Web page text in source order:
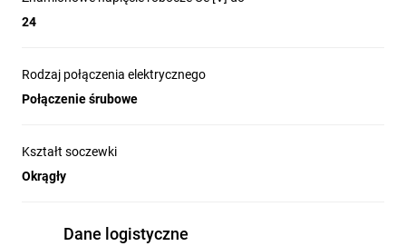
technologiczne serii
24
Rodzaj połączenia elektrycznego
Połączenie śrubowe
Kształt soczewki
Okrągły
Dane logistyczne